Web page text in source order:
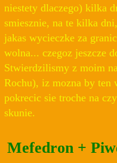
niestety dlaczego) kilka
smiesznie, na te kilka
jakas wycieczke za
wolna... czegoz jeszcze
Stwierdzilismy z moim
Rochu), iz mozna by ten
pokrecic sie troche na
skunie.
Mefedron +